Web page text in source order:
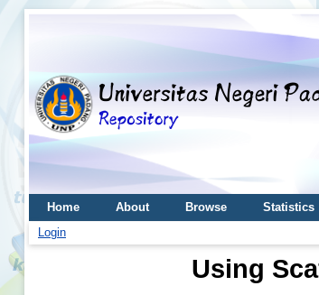
Home About Browse
Statistics
Login
Using